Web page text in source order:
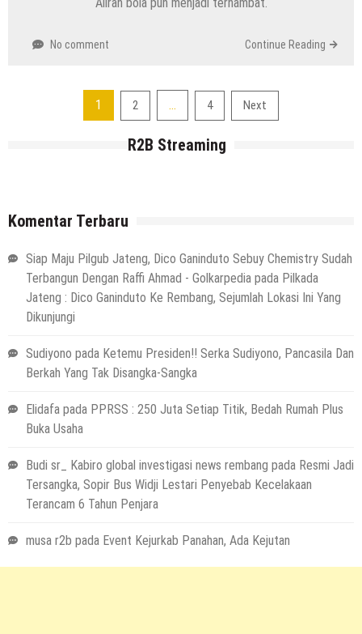
No comment Continue Reading
1 2 … 4 Next
R2B Streaming
Komentar Terbaru
Siap Maju Pilgub Jateng, Dico Ganinduto Sebuy Chemistry Sudah
Terbangun Dengan Raffi Ahmad - Golkarpedia pada Pilkada
Jateng : Dico Ganinduto Ke Rembang, Sejumlah Lokasi Ini Yang
Dikunjungi
Sudiyono pada Ketemu Presiden!! Serka Sudiyono, Pancasila Dan
Berkah Yang Tak Disangka-Sangka
Elidafa pada PPRSS : 250 Juta Setiap Titik, Bedah Rumah Plus
Buka Usaha
Budi sr_ Kabiro global investigasi news rembang pada Resmi Jadi
Tersangka, Sopir Bus Widji Lestari Penyebab Kecelakaan
Terancam 6 Tahun Penjara
musa r2b pada Event Kejurkab Panahan, Ada Kejutan